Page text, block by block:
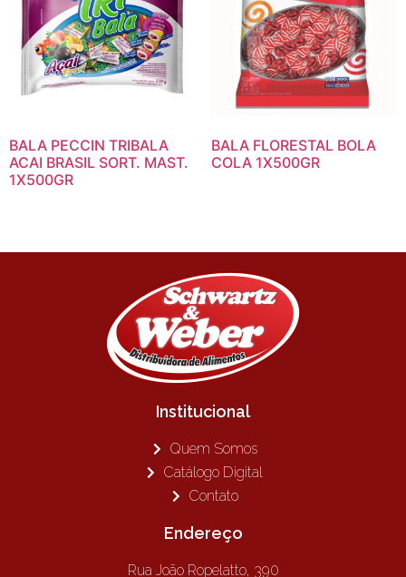
BALA PECCIN TRIBALA
ACAI BRASIL SORT. MAST.
1X500GR
BALA FLORESTAL BOLA
COLA 1X500GR
Institucional
Quem Somos
Catálogo Digital
Contato
Endereço
Rua João Ropelatto, 390